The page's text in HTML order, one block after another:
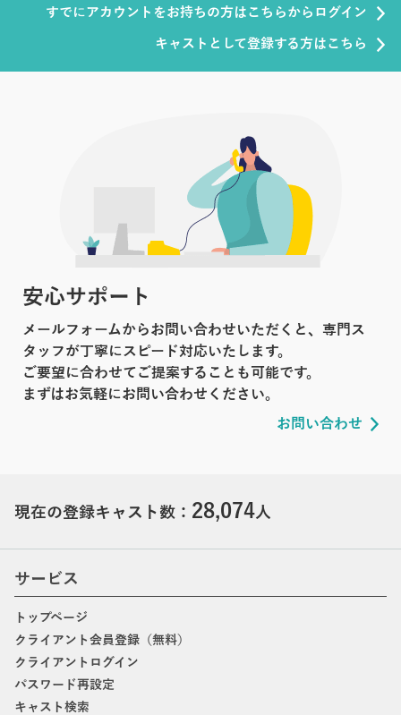
すでにアカウントをお持ちの方はこちらからログイン
キャストとして登録する方はこちら
安心サポート
メールフォームからお問い合わせいただくと、専門ス
タッフが丁寧にスピード対応いたします。
ご要望に合わせてご提案することも可能です。
まずはお気軽にお問い合わせください。
お問い合わせ
現在の登録キャスト数： 28,074人
サービス
トップページ
クライアント会員登録（無料）
クライアントログイン
パスワード再設定
キャスト検索